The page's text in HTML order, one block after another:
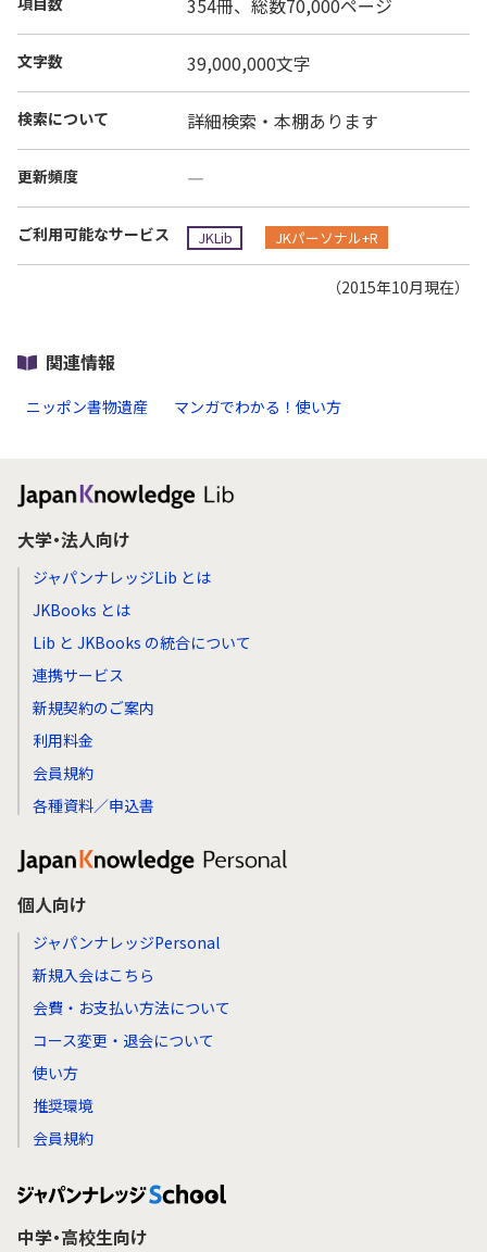
354冊、総数70,000ページ
文字数 39,000,000文字
検索について 詳細検索・本棚あります
更新頻度 ―
ご利用可能なサービス JKLib JKパーソナル+R
（2015年10月現在）
関連情報
ニッポン書物遺産 マンガでわかる！使い方
大学・法人向け
ジャパンナレッジLib とは
JKBooks とは
Lib と JKBooks の統合について
連携サービス
新規契約のご案内
利用料金
会員規約
各種資料／申込書
個人向け
ジャパンナレッジPersonal
新規入会はこちら
会費・お支払い方法について
コース変更・退会について
使い方
推奨環境
会員規約
中学・高校生向け